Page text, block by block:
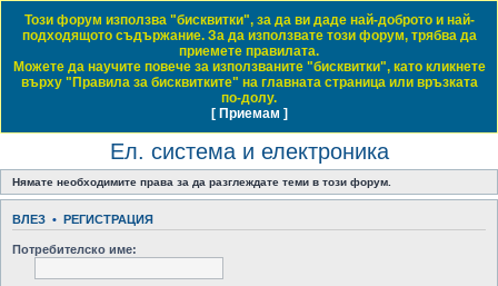
Daewoo & Chevrolet Club Bulgaria
ЧЗВ Правила на форума Влез
Регистрация
Начало форум Общи технически дискусии
с
е
Виж активните теми
Ел. система и електроника
Нямате необходимите права за да разглеждате теми в този форум.
ВЛЕЗ • РЕГИСТРАЦИЯ
Потребителско име:
Този форум използва "бисквитки", за да ви даде най-доброто и най-
подходящото съдържание. За да използвате този форум, трябва да
приемете правилата.
Можете да научите повече за използваните "бисквитки", като кликнете
върху "Правила за бисквитките" на главната страница или връзката
по-долу.
[ Приемам ]